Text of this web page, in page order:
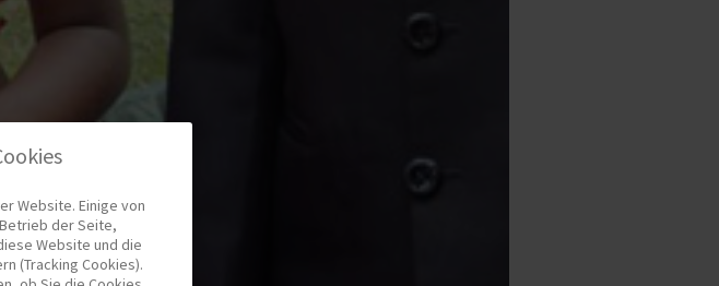
Website. Einige von
der Seite,
Website und die
(Tracking Cookies).